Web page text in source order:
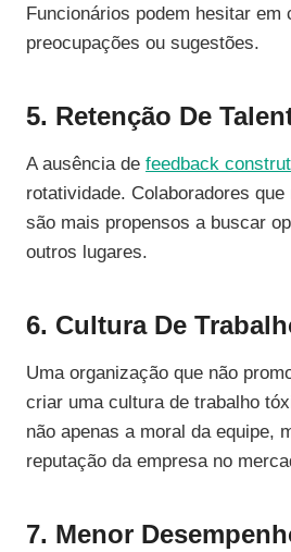
Funcionários podem hesitar em
preocupações ou sugestões.
5. Retenção De
A ausência de feedback
rotatividade. Colaboradores
são mais propensos a buscar
outros lugares.
6. Cultura De
Uma organização que não
criar uma cultura de trabalho
não apenas a moral da equipe,
reputação da empresa no
7. Menor